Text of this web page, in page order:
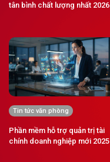
tân bình chất lượng nhất 2026
Tin tức văn phòng
Phần mềm hỗ trợ quản trị tài
chính doanh nghiệp mới 2025